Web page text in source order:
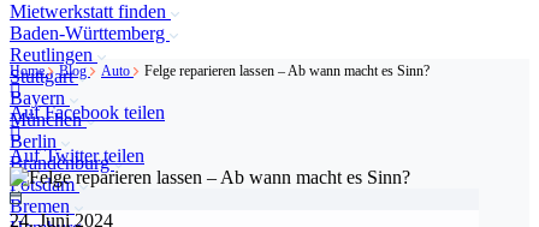
Mietwerkstatt finden
Baden-Württemberg
Reutlingen
Stuttgart
Bayern
München
Berlin
Brandenburg
Potsdam
Bremen
Home Blog Auto Felge reparieren lassen – Ab wann macht es Sinn?
Auf Facebook teilen
Auf Twitter teilen
24. Juni 2024